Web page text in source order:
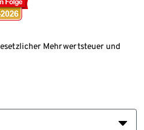
Mehrwertsteuer und